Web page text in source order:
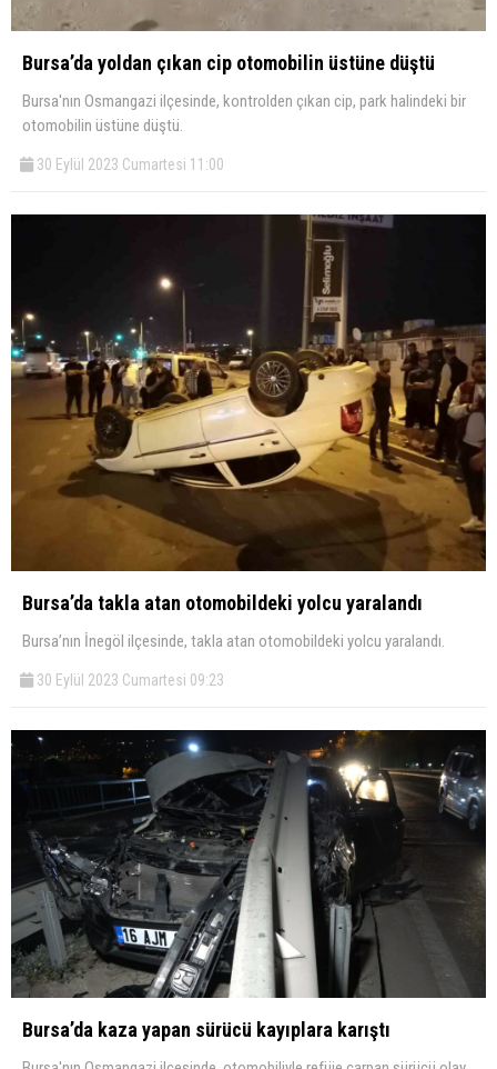
Bursa’da yoldan çıkan cip otomobilin üstüne düştü
Bursa'nın Osmangazi ilçesinde, kontrolden çıkan cip, park halindeki bir
otomobilin üstüne düştü.
30 Eylül 2023 Cumartesi 11:00
Bursa’da takla atan otomobildeki yolcu yaralandı
Bursa’nın İnegöl ilçesinde, takla atan otomobildeki yolcu yaralandı.
30 Eylül 2023 Cumartesi 09:23
Bursa’da kaza yapan sürücü kayıplara karıştı